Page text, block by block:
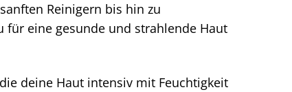
Reinigern bis hin zu
für eine gesunde und strahlende Haut
deine Haut intensiv mit Feuchtigkeit